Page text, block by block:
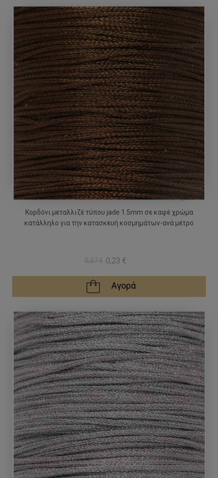
Κορδόνι μεταλλιζέ τύπου jade 1.5mm σε καφέ χρώμα
κατάλληλο για την κατασκευή κοσμημάτων-ανά μέτρο
0,27 € 0,23 €
Αγορά